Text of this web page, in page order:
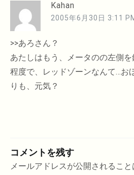
Kahan
2005年6月30日 3:11
>>あろさん？
あたしはもう、メータのの左側
程度で、レッドゾーンなんて…お
りも、元気？
コメントを残す
メールアドレスが公開されること